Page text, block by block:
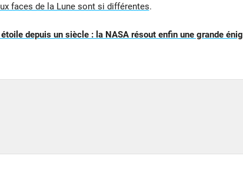
faces de la Lune sont si différentes.
depuis un siècle : la NASA résout enfin une grande